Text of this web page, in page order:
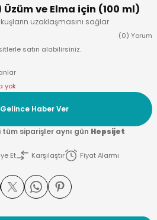
ve Elma için (100 ml)
uzaklaşmasını sağlar
(0) Yorum
satın alabilirsiniz.
yok
Gelince Haber Ver
tüm siparişler aynı gün Hepsijet
Et
Karşılaştır
Fiyat Alarmı